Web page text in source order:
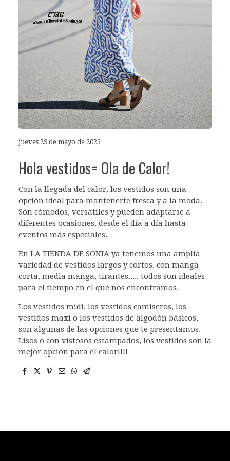
jueves 29 de mayo de 2025
Hola vestidos= Ola de Calor!
Con la llegada del calor, los vestidos son una
opción ideal para mantenerte fresca y a la moda.
Son cómodos, versátiles y pueden adaptarse a
diferentes ocasiones, desde el día a día hasta
eventos más especiales.
En LA TIENDA DE SONIA ya tenemos una amplia
variedad de vestidos largos y cortos. con manga
corta, media manga, tirantes..... todos son ideales
para el tiempo en el que nos encontramos.
Los vestidos midi, los vestidos camiseros, los
vestidos maxi o los vestidos de algodón básicos,
son algunas de las opciones que te presentamos.
Lisos o con vistosos estampados, los vestidos son la
mejor opcion para el calor!!!!